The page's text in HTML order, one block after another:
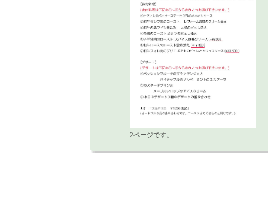
2ページです。